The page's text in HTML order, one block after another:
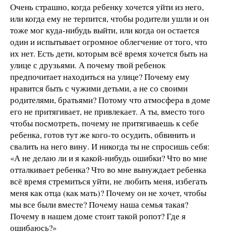
Очень страшно, когда ребенку хочется уйти из него,
или когда ему не терпится, чтобы родители ушли и он
тоже мог куда-нибудь выйти, или когда он остается
один и испытывает огромное облегчение от того, что
их нет. Есть дети, которым всё время хочется быть на
улице с друзьями. А почему твой ребенок
предпочитает находиться на улице? Почему ему
нравится быть с чужими детьми, а не со своими
родителями, братьями? Потому что атмосфера в доме
его не притягивает, не привлекает. А ты, вместо того
чтобы посмотреть, почему не притягиваешь к себе
ребенка, готов тут же кого-то осудить, обвинить и
свалить на него вину. И никогда ты не спросишь себя:
«А не делаю ли и я какой-нибудь ошибки? Что во мне
отталкивает ребенка? Что во мне вынуждает ребенка
всё время стремиться уйти, не любить меня, избегать
меня как отца (как мать)? Почему он не хочет, чтобы
мы все были вместе? Почему наша семья такая?
Почему в нашем доме стоит такой ропот? Где я
ошибаюсь?»